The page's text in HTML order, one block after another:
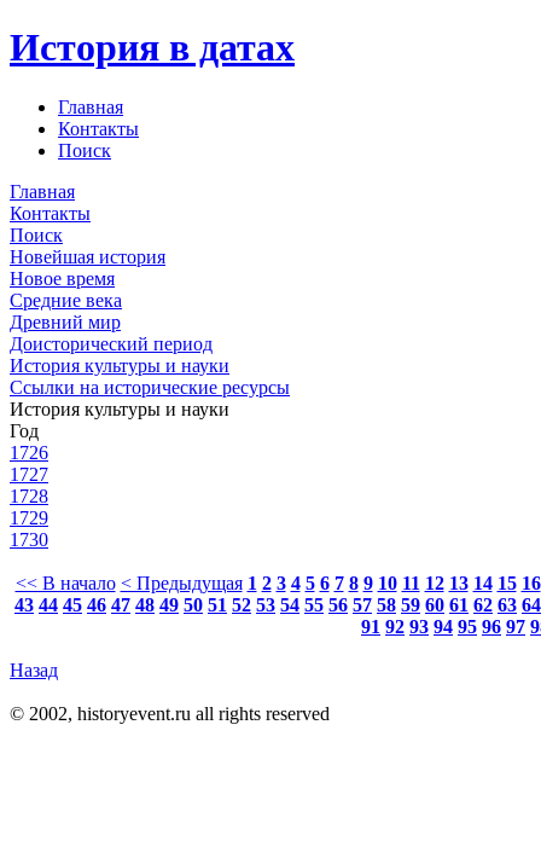
История в датах
Главная
Контакты
Поиск
Главная
Контакты
Поиск
Новейшая история
Новое время
Средние века
Древний мир
Доисторический период
История культуры и науки
Ссылки на исторические ресурсы
История культуры и науки
Год
1726
1727
1728
1729
1730
<< В начало < Предыдущая 1 2 3 4 5 6 7 8 9 10 11 12 13 14 15 16
43 44 45 46 47 48 49 50 51 52 53 54 55 56 57 58 59 60 61 62 63 64
91 92 93 94 95 96 97
Назад
© 2002, historyevent.ru all rights reserved